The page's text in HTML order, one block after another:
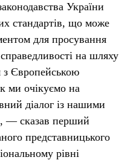
України
стандартів, що може
для просування
справедливості на шляху
Європейською
ми очікуємо на
діалог із нашими
— сказав перший
представницького
рівні